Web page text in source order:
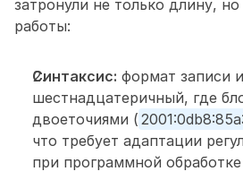
затронули не только длину,
работы:
Синтаксис: формат записи
шестнадцатеричный, где
двоеточиями (
что требует адаптации
при программной